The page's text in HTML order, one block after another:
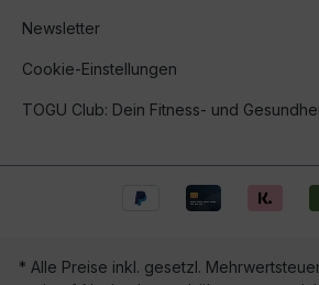
Newsletter
Cookie-Einstellungen
TOGU Club: Dein Fitness- und
* Alle Preise inkl. gesetzl.